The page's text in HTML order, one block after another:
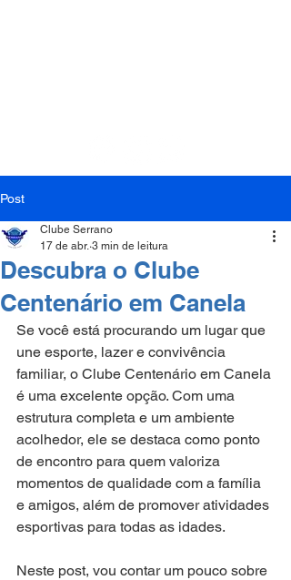
Post
Descubra o Clube
Centenário em Canela
Clube Serrano
17 de abr. 3 min de leitura
Se você está procurando um lugar que
une esporte, lazer e convivência
familiar, o Clube Centenário em Canela
é uma excelente opção. Com uma
estrutura completa e um ambiente
acolhedor, ele se destaca como ponto
de encontro para quem valoriza
momentos de qualidade com a família
e amigos, além de promover atividades
esportivas para todas as idades.
Neste post, vou contar um pouco sobre